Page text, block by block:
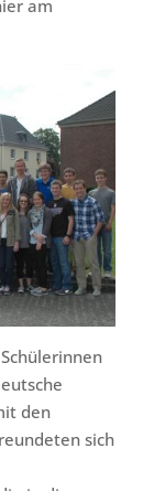
am
den
sich